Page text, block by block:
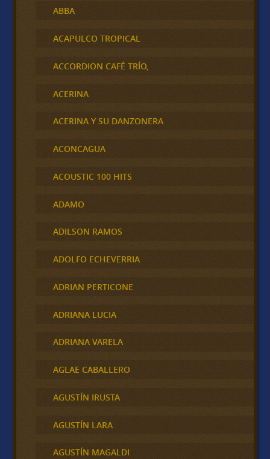
ABBA
ACAPULCO TROPICAL
ACCORDION CAFÉ TRÍO,
ACERINA
ACERINA Y SU DANZONERA
ACONCAGUA
ACOUSTIC 100 HITS
ADAMO
ADILSON RAMOS
ADOLFO ECHEVERRIA
ADRIAN PERTICONE
ADRIANA LUCIA
ADRIANA VARELA
AGLAE CABALLERO
AGUSTÍN IRUSTA
AGUSTÍN LARA
AGUSTÍN MAGALDI